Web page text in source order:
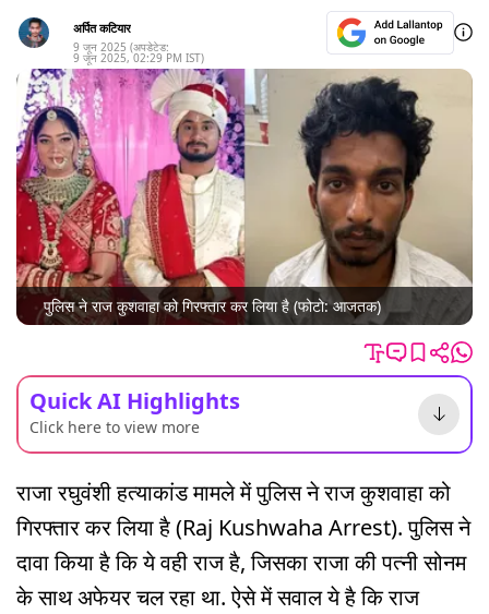
अर्पित कटियार
9 जून 2025 (अपडेटेड:
9 जून 2025, 02:29 PM IST)
पुलिस ने राज कुशवाहा को गिरफ्तार कर लिया है (फोटो: आजतक)
Quick AI Highlights
Click here to view more
राजा रघुवंशी हत्याकांड मामले में पुलिस ने राज कुशवाहा को
गिरफ्तार कर लिया है (Raj Kushwaha Arrest). पुलिस ने
दावा किया है कि ये वही राज है, जिसका राजा की पत्नी सोनम
के साथ अफेयर चल रहा था. ऐसे में सवाल ये है कि राज